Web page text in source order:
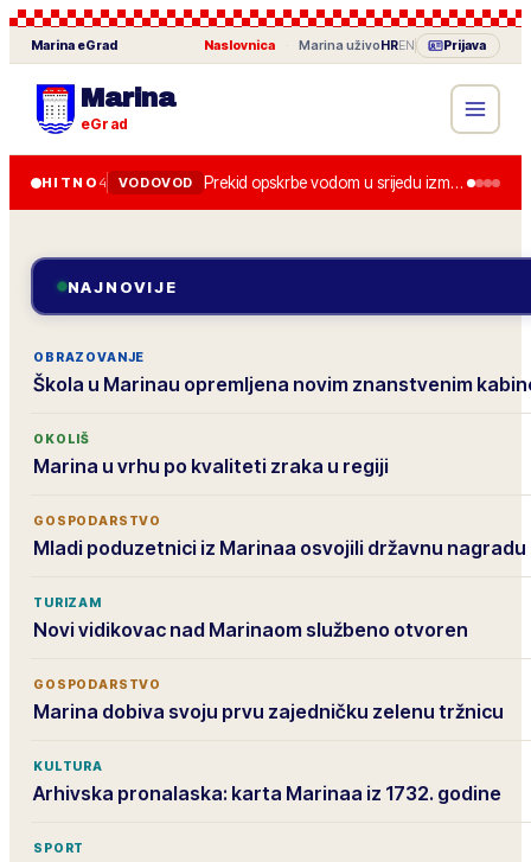
Marina eGrad Naslovnica Marina uživoHREN Prijava
Marina
eGrad
HITNO 4 VODOVOD Prekid opskrbe vodom u srijedu između 8.00 i 13.00 zbog zamjene zasuna.
NAJNOVIJE
OBRAZOVANJE
Škola u Marinau opremljena novim znanstvenim
OKOLIŠ
Marina u vrhu po kvaliteti zraka u regiji
GOSPODARSTVO
Mladi poduzetnici iz Marinaa osvojili državnu nagradu
TURIZAM
Novi vidikovac nad Marinaom službeno otvoren
GOSPODARSTVO
Marina dobiva svoju prvu zajedničku zelenu tržnicu
KULTURA
Arhivska pronalaska: karta Marinaa iz 1732. godine
SPORT